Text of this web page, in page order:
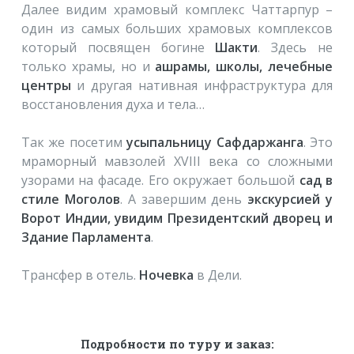
Далее видим храмовый комплекс Чаттарпур –
один из самых больших храмовых комплексов
который посвящен богине Шакти. Здесь не
только храмы, но и ашрамы, школы, лечебные
центры и другая нативная инфраструктура для
восстановления духа и тела…
Так же посетимусыпальницу Сафдаржанга. Это
мраморный мавзолей XVIII века со сложными
узорами на фасаде. Его окружает большой сад в
стиле Моголов. А завершим день экскурсией у
Ворот Индии, увидим Президентский дворец и
Здание Парламента.
Трансфер в отель. Ночевка в Дели.
Подробности по туру и заказ: